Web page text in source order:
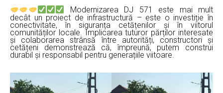
Modernizarea DJ 571 este mai mult
decât un proiect de infrastructură – este o investiție în
conectivitate, în siguranța cetățenilor și în viitorul
comunităților locale. Implicarea tuturor părților interesate
și colaborarea strânsă între autorități, constructori și
cetățeni demonstrează că, împreună, putem construi
durabil și responsabil pentru generațiile viitoare.